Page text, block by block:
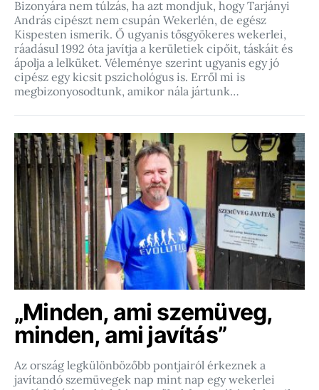
Bizonyára nem túlzás, ha azt mondjuk, hogy Tarjányi
András cipészt nem csupán Wekerlén, de egész
Kispesten ismerik. Ő ugyanis tősgyökeres wekerlei,
ráadásul 1992 óta javítja a kerületiek cipőit, táskáit és
ápolja a lelküket. Véleménye szerint ugyanis egy jó
cipész egy kicsit pszichológus is. Erről mi is
megbizonyosodtunk, amikor nála jártunk…
„Minden, ami szemüveg,
minden, ami javítás”
Az ország legkülönbözőbb pontjairól érkeznek a
javítandó szemüvegek nap mint nap egy wekerlei